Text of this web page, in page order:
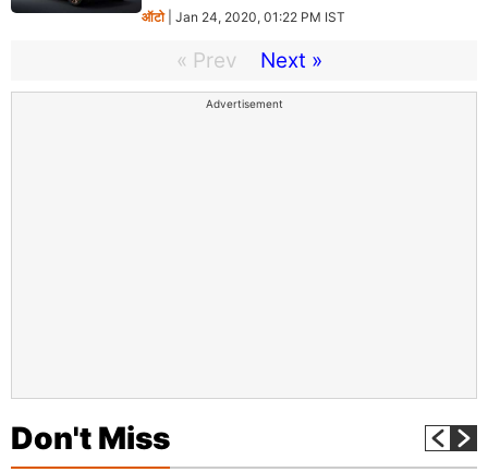
ऑटो| Jan 24, 2020, 01:22 PM IST
« Prev Next »
Advertisement
Don't Miss